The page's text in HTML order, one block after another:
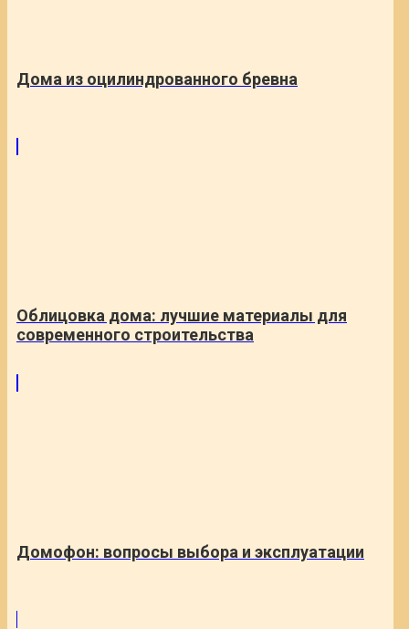
Дома из оцилиндрованного бревна
Облицовка дома: лучшие материалы для
современного строительства
Домофон: вопросы выбора и эксплуатации